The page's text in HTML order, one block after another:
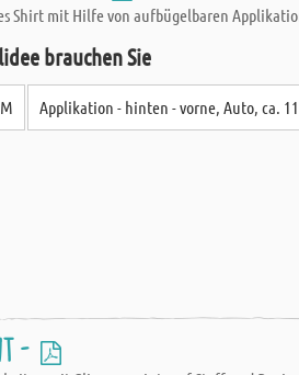
Shirt mit Hilfe von aufbügelbaren
brauchen Sie
Applikation - hinten - vorne, Auto, ca.
-